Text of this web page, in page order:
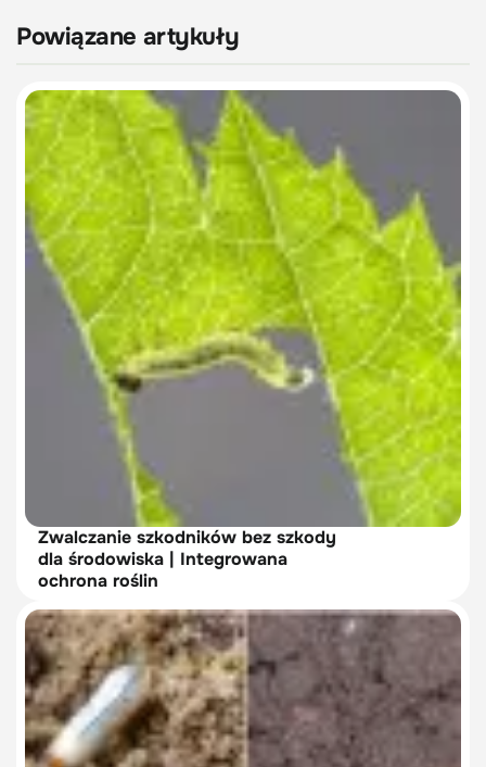
Powiązane artykuły
Zwalczanie szkodników bez szkody
dla środowiska | Integrowana
ochrona roślin